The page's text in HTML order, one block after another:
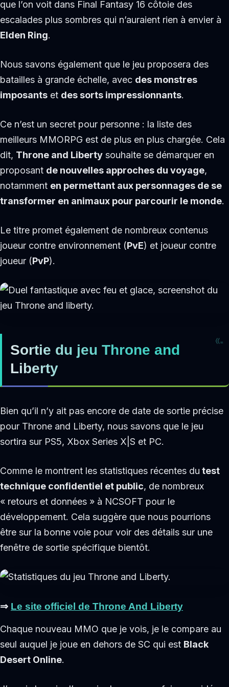
que l’on voit dans Final Fantasy 16 côtoie des
escalades plus sombres qui n’auraient rien à envier à
Elden Ring.
Nous savons également que le jeu proposera des
batailles à grande échelle, avec des monstres
imposants et des sorts impressionnants.
Ce n’est un secret pour personne : la liste des
meilleurs MMORPG est de plus en plus chargée. Cela
dit, Throne and Liberty souhaite se démarquer en
proposant de nouvelles approches du voyage,
notamment en permettant aux personnages de se
transformer en animaux pour parcourir le monde.
Le titre promet également de nombreux contenus
joueur contre environnement (PvE) et joueur contre
joueur (PvP).
Sortie du jeu Throne and
Liberty
Bien qu’il n’y ait pas encore de date de sortie précise
pour Throne and Liberty, nous savons que le jeu
sortira sur PS5, Xbox Series X|S et PC.
Comme le montrent les statistiques récentes du test
technique confidentiel et public, de nombreux
« retours et données » à NCSOFT pour le
développement. Cela suggère que nous pourrions
être sur la bonne voie pour voir des détails sur une
fenêtre de sortie spécifique bientôt.
⇒ Le site officiel de Throne And Liberty
Chaque nouveau MMO que je vois, je le compare au
seul auquel je joue en dehors de SC qui est Black
Desert Online.